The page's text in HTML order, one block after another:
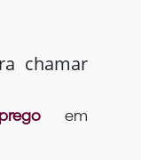
chamar
em